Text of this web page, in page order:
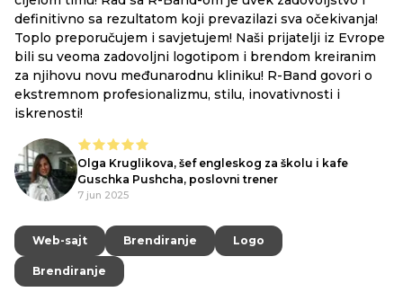
definitivno sa rezultatom koji prevazilazi sva očekivanja!
Toplo preporučujem i savjetujem! Naši prijatelji iz Evrope
bili su veoma zadovoljni logotipom i brendom kreiranim
za njihovu novu međunarodnu kliniku! R-Band govori o
ekstremnom profesionalizmu, stilu, inovativnosti i
iskrenosti!
Olga Kruglikova, šef engleskog za školu i kafe
Guschka Pushcha, poslovni trener
7 jun 2025
Web-sajt
Web-sajt Brendiranje
Brendiranje Logo
Logo
Brendiranje
Brendiranje